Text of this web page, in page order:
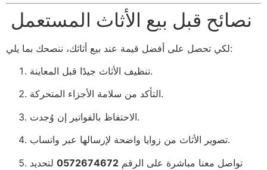
نصائح قبل بيع الأثاث المستعمل
لكي تحصل على أفضل قيمة عند بيع أثاثك، ننصحك بما يلي:
تنظيف الأثاث جيدًا قبل المعاينة.
التأكد من سلامة الأجزاء المتحركة.
الاحتفاظ بالفواتير إن وُجدت.
تصوير الأثاث من زوايا واضحة لإرسالها عبر واتساب.
تواصل معنا مباشرة على الرقم 0572674672 لتحديد